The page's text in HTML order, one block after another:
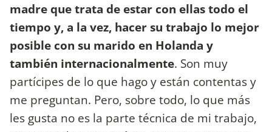
madre que trata de estar con ellas todo el
tiempo y, a la vez, hacer su trabajo lo mejor
posible con su marido en Holanda y
también internacionalmente. Son muy
partícipes de lo que hago y están contentas y
me preguntan. Pero, sobre todo, lo que más
les gusta no es la parte técnica de mi trabajo,